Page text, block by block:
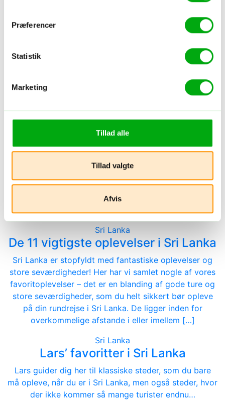
Præferencer
Statistik
Marketing
Tillad alle
Tillad valgte
Afvis
Kunne du li' opslaget?
Del på de sociale medier!
Andre indlæg fra Sri Lanka
Sri Lanka
De 11 vigtigste oplevelser i Sri Lanka
Sri Lanka er stopfyldt med fantastiske oplevelser og
store seværdigheder! Her har vi samlet nogle af vores
favoritoplevelser – det er en blanding af gode ture og
store seværdigheder, som du helt sikkert bør opleve
på din rundrejse i Sri Lanka. De ligger inden for
overkommelige afstande i eller imellem […]
Sri Lanka
Lars’ favoritter i Sri Lanka
Lars guider dig her til klassiske steder, som du bare
må opleve, når du er i Sri Lanka, men også steder, hvor
der ikke kommer så mange turister endnu…